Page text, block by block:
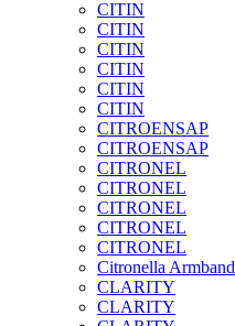
CITIN
CITIN
CITIN
CITIN
CITIN
CITIN
CITROENSAP
CITROENSAP
CITRONEL
CITRONEL
CITRONEL
CITRONEL
CITRONEL
Citronella Armband
CLARITY
CLARITY